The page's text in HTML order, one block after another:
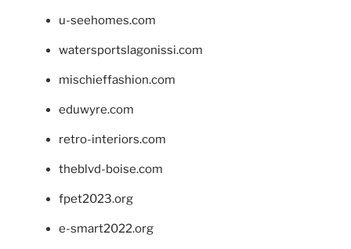
u-seehomes.com
watersportslagonissi.com
mischieffashion.com
eduwyre.com
retro-interiors.com
theblvd-boise.com
fpet2023.org
e-smart2022.org